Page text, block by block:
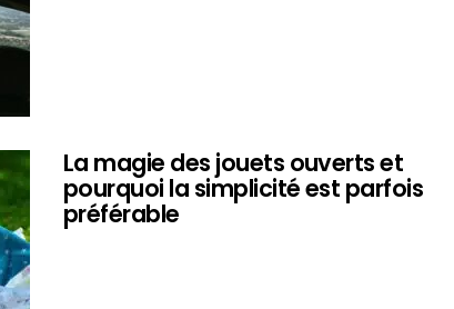
La magie des jouets ouverts et
pourquoi la simplicité est parfois
préférable